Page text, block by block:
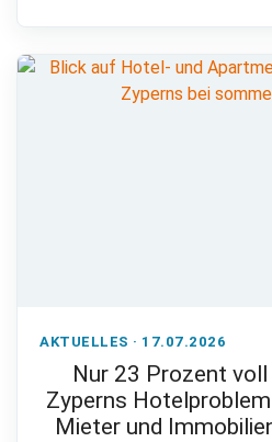
AKTUELLES · 17.07.2026
Nur 23 Prozent
Zyperns
Mieter und